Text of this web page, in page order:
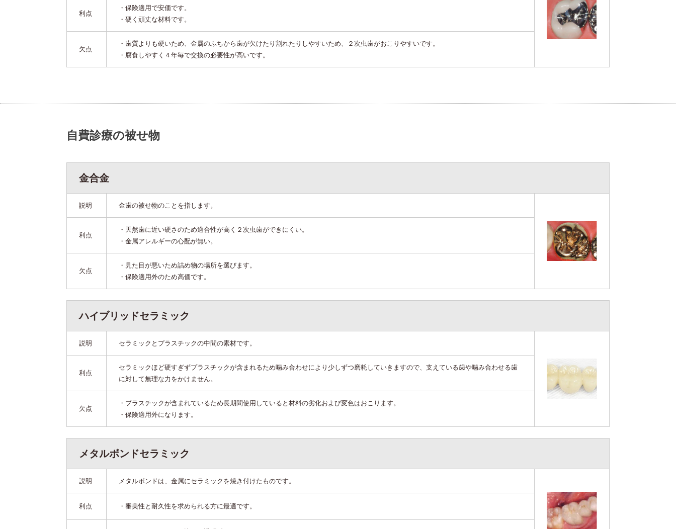
利点
・保険適用で安価です。
・硬く頑丈な材料です。
欠点
・歯質よりも硬いため、金属のふちから歯が欠けたり割れたりしやすいため、２次虫歯がおこりやすいです。
・腐食しやすく４年毎で交換の必要性が高いです。
自費診療の被せ物
金合金
説明 金歯の被せ物のことを指します。
利点
・天然歯に近い硬さのため適合性が高く２次虫歯ができにくい。
・金属アレルギーの心配が無い。
欠点
・見た目が悪いため詰め物の場所を選びます。
・保険適用外のため高価です。
ハイブリッドセラミック
説明 セラミックとプラスチックの中間の素材です。
利点
セラミックほど硬すぎずプラスチックが含まれるため噛み合わせにより少しずつ磨耗していきますので、支えている歯や噛み合わせる歯
に対して無理な力をかけません。
欠点
・プラスチックが含まれているため長期間使用していると材料の劣化および変色はおこります。
・保険適用外になります。
メタルボンドセラミック
説明 メタルボンドは、金属にセラミックを焼き付けたものです。
利点 ・審美性と耐久性を求められる方に最適です。